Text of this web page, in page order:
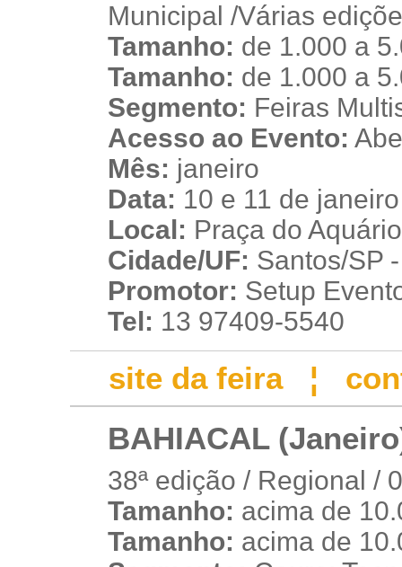
Municipal /Várias
Tamanho: de 1.000 a
Tamanho: de 1.000 a
Segmento: Feiras
Acesso ao Evento:
Mês: janeiro
Data: 10 e 11 de
Local: Praça do Aquário
Cidade/UF: Santos/SP
Promotor: Setup
Tel: 13 97409-5540
site da feira¦
BAHIACAL
38ª edição / Regional /
Tamanho: acima de
Tamanho: acima de